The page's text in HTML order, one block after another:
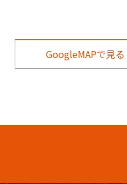
GoogleMAPで見る